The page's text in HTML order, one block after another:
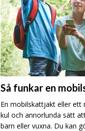
Så funkar en
En mobilskattjakt eller
kul och annorlunda sätt
barn eller vuxna. Du kan